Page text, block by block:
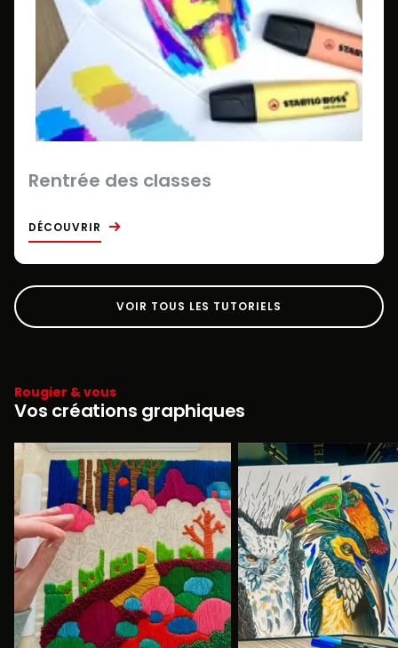
Rentrée des classes
DÉCOUVRIR
VOIR TOUS LES TUTORIELS
Rougier & vous
Vos créations graphiques